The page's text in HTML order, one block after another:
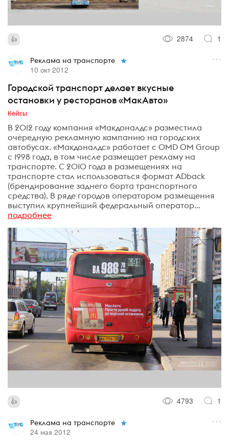
2874 1
Реклама на транспорте
10 окт 2012
Городской транспорт делает вкусные
остановки у ресторанов «МакАвто»
Кейсы
В 2012 году компания «Макдоналдс» разместила
очередную рекламную кампанию на городских
автобусах. «Макдоналдс» работает с OMD OM Group
с 1998 года, в том числе размещает рекламу на
транспорте. С 2010 года в размещениях на
транспорте стал использоваться формат ADback
(брендирование заднего борта транспортного
средства). В ряде городов оператором размещения
выступил крупнейший федеральный оператор...
подробнее
4793 1
Реклама на транспорте
24 мая 2012